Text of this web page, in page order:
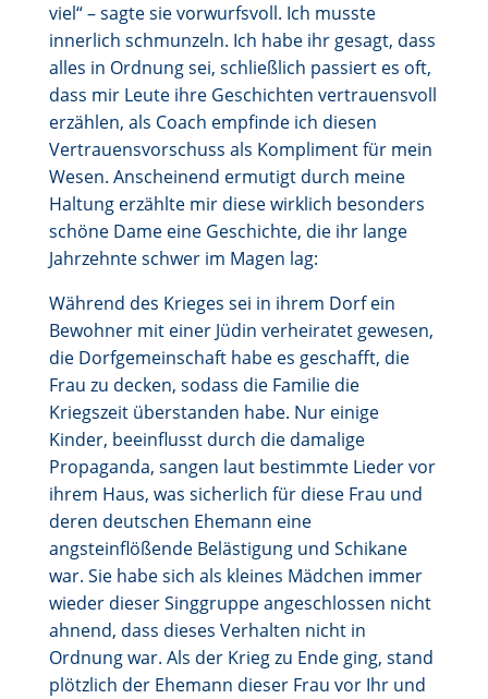
viel“ – sagte sie vorwurfsvoll. Ich musste
innerlich schmunzeln. Ich habe ihr gesagt, dass
alles in Ordnung sei, schließlich passiert es oft,
dass mir Leute ihre Geschichten vertrauensvoll
erzählen, als Coach empfinde ich diesen
Vertrauensvorschuss als Kompliment für mein
Wesen. Anscheinend ermutigt durch meine
Haltung erzählte mir diese wirklich besonders
schöne Dame eine Geschichte, die ihr lange
Jahrzehnte schwer im Magen lag:
Während des Krieges sei in ihrem Dorf ein
Bewohner mit einer Jüdin verheiratet gewesen,
die Dorfgemeinschaft habe es geschafft, die
Frau zu decken, sodass die Familie die
Kriegszeit überstanden habe. Nur einige
Kinder, beeinflusst durch die damalige
Propaganda, sangen laut bestimmte Lieder vor
ihrem Haus, was sicherlich für diese Frau und
deren deutschen Ehemann eine
angsteinflößende Belästigung und Schikane
war. Sie habe sich als kleines Mädchen immer
wieder dieser Singgruppe angeschlossen nicht
ahnend, dass dieses Verhalten nicht in
Ordnung war. Als der Krieg zu Ende ging, stand
plötzlich der Ehemann dieser Frau vor Ihr und